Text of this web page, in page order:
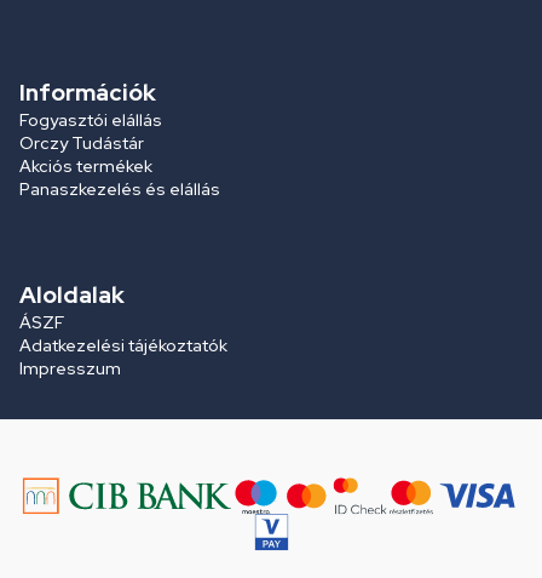
Információk
Fogyasztói elállás
Orczy Tudástár
Akciós termékek
Panaszkezelés és elállás
Aloldalak
ÁSZF
Adatkezelési tájékoztatók
Impresszum